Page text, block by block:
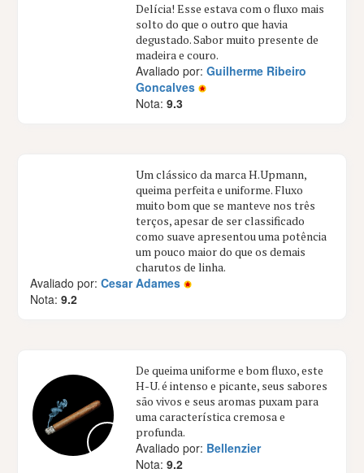
Delícia! Esse estava com o fluxo mais
solto do que o outro que havia
degustado. Sabor muito presente de
madeira e couro.
Avaliado por:Guilherme Ribeiro
Goncalves
Nota:9.3
Um clássico da marca H.Upmann,
queima perfeita e uniforme. Fluxo
muito bom que se manteve nos três
terços, apesar de ser classificado
como suave apresentou uma potência
um pouco maior do que os demais
charutos de linha.
Avaliado por:Cesar Adames
Nota:9.2
De queima uniforme e bom fluxo, este
H-U. é intenso e picante, seus sabores
são vivos e seus aromas puxam para
uma característica cremosa e
profunda.
Avaliado por: Bellenzier
Nota:9.2